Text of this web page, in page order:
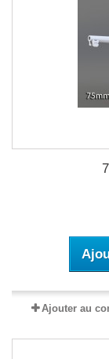
Ajouter au